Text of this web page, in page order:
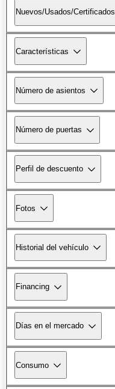
Nuevos/Usados/Certificados
Características
Número de asientos
Número de puertas
Perfil de descuento
Fotos
Historial del vehículo
Financing
Días en el mercado
Consumo